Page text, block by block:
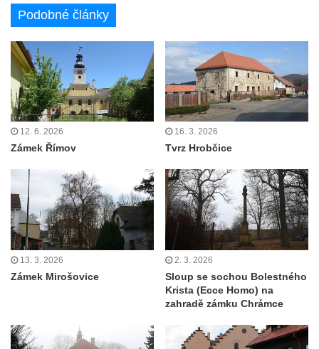
Podobné články
12. 6. 2026
Zámek Římov
16. 3. 2026
Tvrz Hrobčice
13. 3. 2026
Zámek Mirošovice
2. 3. 2026
Sloup se sochou Bolestného
Krista (Ecce Homo) na
zahradě zámku Chrámce